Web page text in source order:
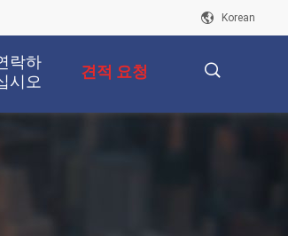
Korean
락하
시오
견적 요청